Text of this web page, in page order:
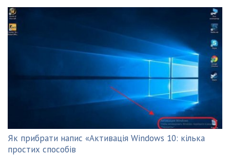
Як прибрати напис «Активація Windows 10: кілька
простих способів